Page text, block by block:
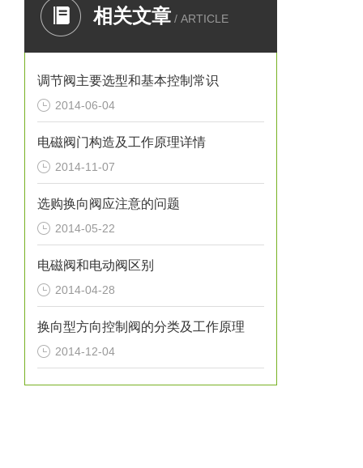
相关文章 / ARTICLE
调节阀主要选型和基本控制常识
2014-06-04
电磁阀门构造及工作原理详情
2014-11-07
选购换向阀应注意的问题
2014-05-22
电磁阀和电动阀区别
2014-04-28
换向型方向控制阀的分类及工作原理
2014-12-04